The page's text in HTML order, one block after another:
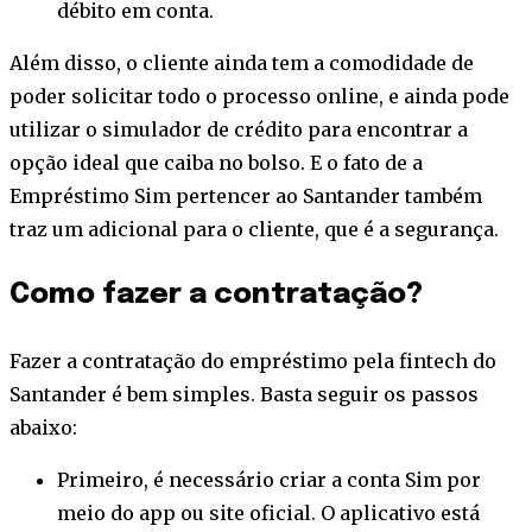
débito em conta.
Além disso, o cliente ainda tem a comodidade de
poder solicitar todo o processo online, e ainda pode
utilizar o simulador de crédito para encontrar a
opção ideal que caiba no bolso. E o fato de a
Empréstimo Sim pertencer ao Santander também
traz um adicional para o cliente, que é a segurança.
Como fazer a contratação?
Fazer a contratação do empréstimo pela fintech do
Santander é bem simples. Basta seguir os passos
abaixo:
Primeiro, é necessário criar a conta Sim por
meio do app ou site oficial. O aplicativo está